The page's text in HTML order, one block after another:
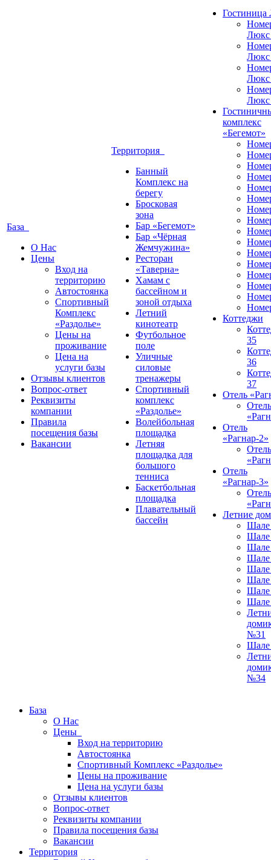
База
О Нас
Цены
Вход на
территорию
Автостоянка
Спортивный
Комплекс
«Раздолье»
Цены на
проживание
Цена на
услуги базы
Отзывы клиентов
Вопрос-ответ
Реквизиты
компании
Правила
посещения базы
Вакансии
Территория
Банный
Комплекс на
берегу
Бросковая
зона
Бар «Бегемот»
Бар «Чёрная
Жемчужина»
Ресторан
«Таверна»
Хамам с
бассейном и
зоной отдыха
Летний
кинотеатр
Футбольное
поле
Уличные
силовые
тренажеры
Спортивный
комплекс
«Раздолье»
Волейбольная
площадка
Летняя
площадка для
большого
тенниса
Баскетбольная
площадка
Плавательный
бассейн
комплекс
«Бегемот»
Коттеджи
35
36
37
Отель
Отель
Отель
«Рагнар-2»
Отель
Отель
«Рагнар-3»
Отель
Летние
№31
№34
База
О Нас
Цены
Вход на территорию
Автостоянка
Спортивный Комплекс «Раздолье»
Цены на проживание
Цена на услуги базы
Отзывы клиентов
Вопрос-ответ
Реквизиты компании
Правила посещения базы
Вакансии
Территория